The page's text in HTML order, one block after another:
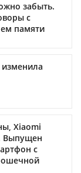
забыть.
с
памяти
изменила
Xiaomi
Выпущен
с